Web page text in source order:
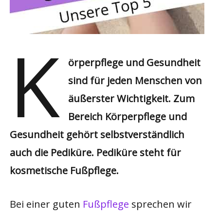
K
örperpflege und Gesundheit
sind für jeden Menschen von
äußerster Wichtigkeit. Zum
Bereich Körperpflege und
Gesundheit gehört selbstverständlich
auch die Pediküre. Pediküre steht für
kosmetische Fußpflege.
Bei einer guten Fußpflege sprechen wir